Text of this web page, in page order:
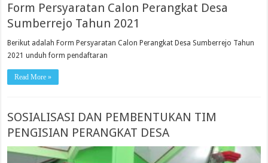
Form Persyaratan Calon Perangkat Desa
Sumberrejo Tahun 2021
Berikut adalah Form Persyaratan Calon Perangkat Desa Sumberrejo Tahun
2021 unduh form pendaftaran
Read More »
SOSIALISASI DAN PEMBENTUKAN TIM
PENGISIAN PERANGKAT DESA